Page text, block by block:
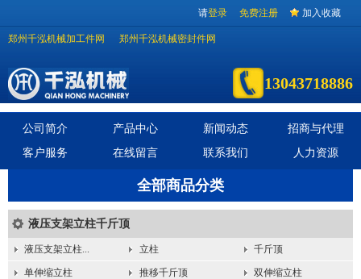
请登录 免费注册 加入收藏
郑州千泓机械加工件网 郑州千泓机械密封件网
13043718886
公司简介 产品中心 新闻动态
招商与代理
客户服务
在线留言 联系我们 人力资源
全部商品分类
液压支架立柱千斤顶
液压支架立柱... 立柱 千斤顶
单伸缩立柱 推移千斤顶 双伸缩立柱